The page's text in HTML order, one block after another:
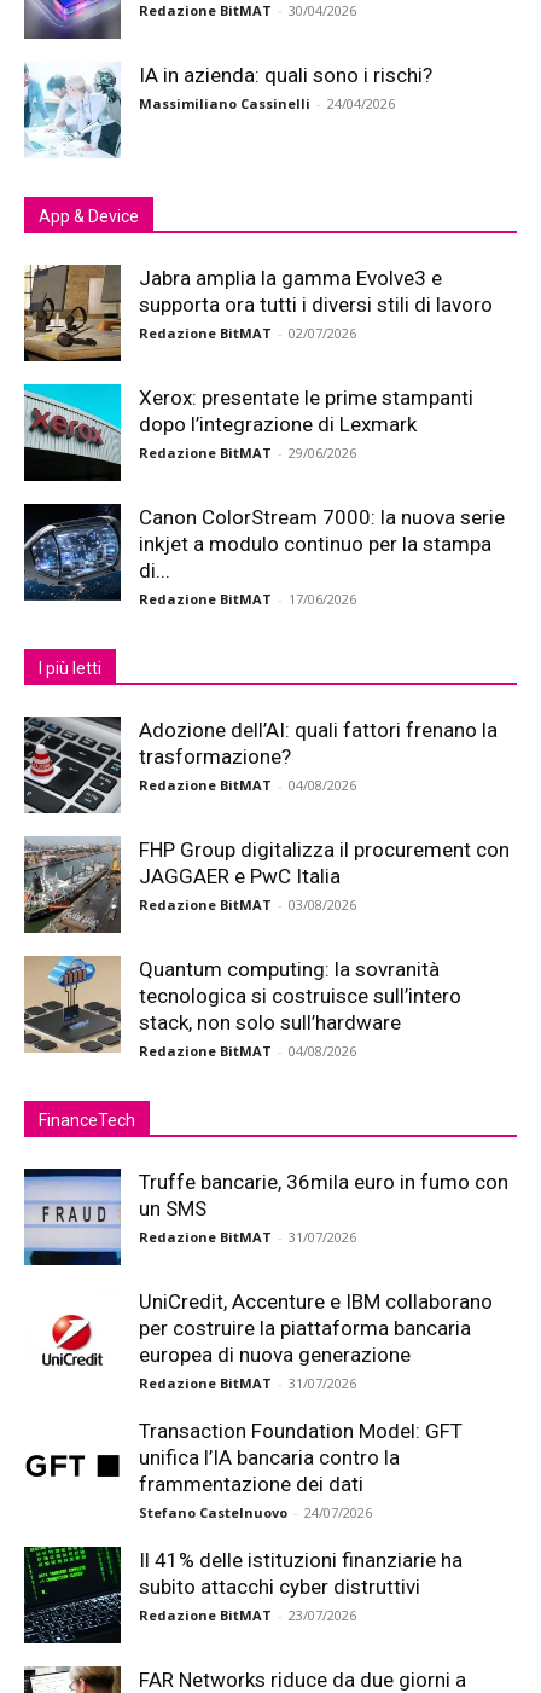
Redazione BitMAT - 30/04/2026
IA in azienda: quali sono i rischi?
Massimiliano Cassinelli - 24/04/2026
App & Device
Jabra amplia la gamma Evolve3 e
supporta ora tutti i diversi stili di lavoro
Redazione BitMAT - 02/07/2026
Xerox: presentate le prime stampanti
dopo l’integrazione di Lexmark
Redazione BitMAT - 29/06/2026
Canon ColorStream 7000: la nuova serie
inkjet a modulo continuo per la stampa
di...
Redazione BitMAT - 17/06/2026
I più letti
Adozione dell’AI: quali fattori frenano la
trasformazione?
Redazione BitMAT - 04/08/2026
FHP Group digitalizza il procurement con
JAGGAER e PwC Italia
Redazione BitMAT - 03/08/2026
Quantum computing: la sovranità
tecnologica si costruisce sull’intero
stack, non solo sull’hardware
Redazione BitMAT - 04/08/2026
FinanceTech
Truffe bancarie, 36mila euro in fumo con
un SMS
Redazione BitMAT - 31/07/2026
UniCredit, Accenture e IBM collaborano
per costruire la piattaforma bancaria
europea di nuova generazione
Redazione BitMAT - 31/07/2026
Transaction Foundation Model: GFT
unifica l’IA bancaria contro la
frammentazione dei dati
Stefano Castelnuovo - 24/07/2026
Il 41% delle istituzioni finanziarie ha
subito attacchi cyber distruttivi
Redazione BitMAT - 23/07/2026
FAR Networks riduce da due giorni a